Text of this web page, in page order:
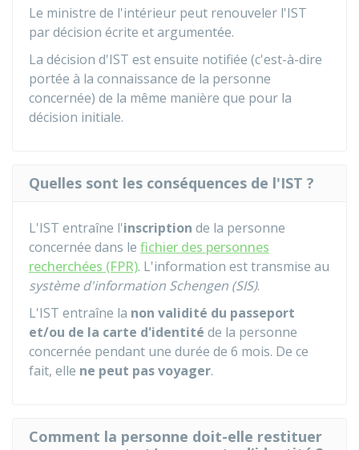
Le ministre de l'intérieur peut renouveler l'IST
par décision écrite et argumentée.
La décision d'IST est ensuite notifiée (c'est-à-dire
portée à la connaissance de la personne
concernée) de la même manière que pour la
décision initiale.
Quelles sont les conséquences de l'IST ?
L'IST entraîne l'inscription de la personne
concernée dans le fichier des personnes
recherchées (FPR). L'information est transmise au
système d'information Schengen (SIS).
L'IST entraîne la non validité du passeport
et/ou de la carte d'identité de la personne
concernée pendant une durée de 6 mois. De ce
fait, elle ne peut pas voyager.
Comment la personne doit-elle restituer